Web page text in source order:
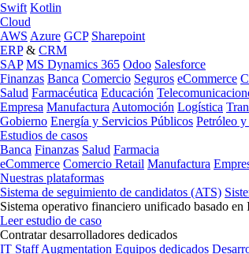
Swift Kotlin
Cloud
AWS Azure GCP Sharepoint
ERP& CRM
SAP MS Dynamics 365 Odoo Salesforce
Finanzas Banca Comercio Seguros eCommerce
Salud Farmacéutica Educación
Empresa Manufactura Automoción Logística
Gobierno Energía y Servicios Públicos Petróleo y
Estudios de casos
Banca Finanzas Salud Farmacia
eCommerce Comercio Retail Manufactura
Nuestras plataformas
Sistema de seguimiento de candidatos (ATS)
Sistema operativo financiero unificado basado
Leer estudio de caso
Contratar desarrolladores dedicados
IT Staff Augmentation Equipos dedicados